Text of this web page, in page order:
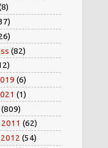
(82)
(6)
(1)
(809)
(62)
(54)